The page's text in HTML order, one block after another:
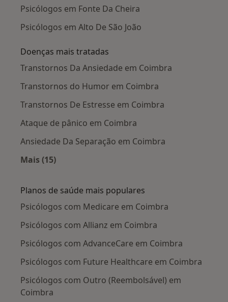
Psicólogos em Fonte Da Cheira
Psicólogos em Alto De São João
Doenças mais tratadas
Transtornos Da Ansiedade em Coimbra
Transtornos do Humor em Coimbra
Transtornos De Estresse em Coimbra
Ataque de pânico em Coimbra
Ansiedade Da Separação em Coimbra
Mais (15)
Planos de saúde mais populares
Psicólogos com Medicare em Coimbra
Psicólogos com Allianz em Coimbra
Psicólogos com AdvanceCare em Coimbra
Psicólogos com Future Healthcare em Coimbra
Psicólogos com Outro (Reembolsável) em
Coimbra